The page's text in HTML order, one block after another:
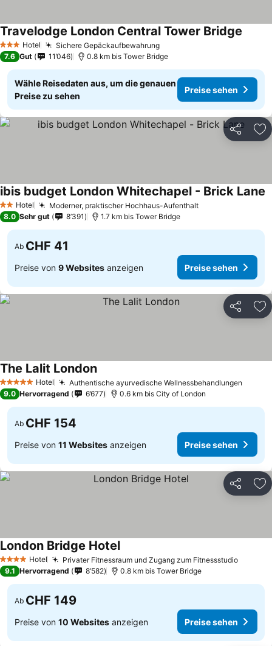
3 SterneHotel Sichere GepäckaufbewahrungPreise sehen
Travelodge London Central Tower Bridge
7.6 Gut 11’046 0.8 km bis Tower Bridge
Wähle Reisedaten aus, um die genauen
Preise zu sehen
Preise sehen
Teilen
2 Sterne
Hotel Moderner, praktischer Hochhaus-AufenthaltPreise sehen
ibis budget London Whitechapel - Brick Lane
8.0 Sehr gut 8’391 1.7 km bis Tower Bridge
Ab CHF 41
Preise von 9 Websites anzeigen Preise sehen
Teilen
5 Sterne Hotel Authentische ayurvedische Wellnessbehandlungen
The Lalit LondonPreise sehen
9.0 Hervorragend 6’677 0.6 km bis City of London
Ab CHF 154
Preise von 11 Websites anzeigen Preise sehen
Teilen
4 Sterne Hotel Privater Fitnessraum und Zugang zum FitnessstudioPreise
London Bridge HotelPreise sehen
9.1 Hervorragend 8’582 0.8 km bis Tower Bridge
Ab CHF 149
Preise von 10 Websites anzeigen Preise sehen